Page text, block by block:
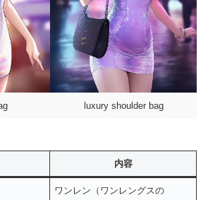
luxury shoulder bag
内容
ワンレン（ワンレングスの